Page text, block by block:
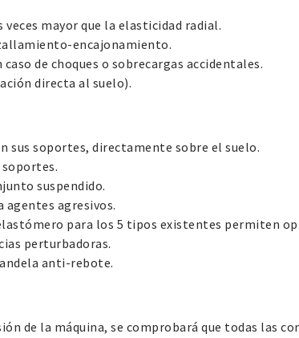
mayor que la elasticidad radial.
encajonamiento.
de choques o sobrecargas accidentales.
directa al suelo).
sus soportes, directamente sobre el suelo.
soportes.
suspendido.
agentes agresivos.
para los 5 tipos existentes permiten
perturbadoras.
anti-rebote.
de la máquina, se comprobará que todas las